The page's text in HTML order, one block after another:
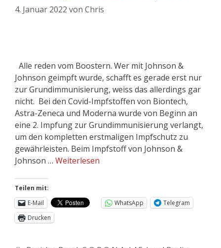
4. Januar 2022 von Chris
Alle reden vom Boostern. Wer mit Johnson &
Johnson geimpft wurde, schafft es gerade erst nur
zur Grundimmunisierung, weiss das allerdings gar
nicht. Bei den Covid-Impfstoffen von Biontech,
Astra-Zeneca und Moderna wurde von Beginn an
eine 2. Impfung zur Grundimmunisierung verlangt,
um den kompletten erstmaligen Impfschutz zu
gewährleisten. Beim Impfstoff von Johnson &
Johnson … Weiterlesen
Teilen mit:
E-Mail
WhatsApp
Telegram
Drucken